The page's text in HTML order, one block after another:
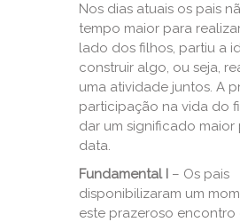
Nos dias atuais os pais
tempo maior para
lado dos filhos, partiu a
construir algo, ou seja,
uma atividade juntos. A
participação na vida do
dar um significado maior
data.
Fundamental I – Os pais
disponibilizaram um
este prazeroso encontro